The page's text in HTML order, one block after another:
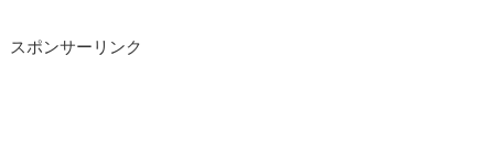
スポンサーリンク